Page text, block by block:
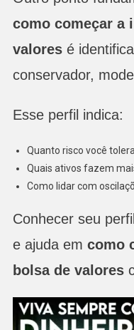
como começar a
valoresé
conservador,
Esse perfil indica:
Quanto risco você tolera
Quais ativos fazem
Como lidar com
Conhecer seu
e ajuda em como
bolsa de valores